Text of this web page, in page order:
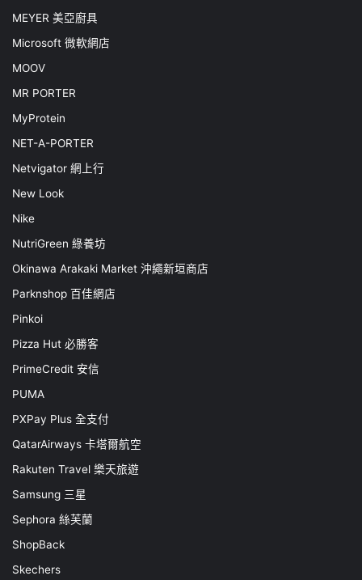
MEYER 美亞廚具
Microsoft 微軟網店
MOOV
MR PORTER
MyProtein
NET-A-PORTER
Netvigator 網上行
New Look
Nike
NutriGreen 綠養坊
Okinawa Arakaki Market 沖繩新垣商店
Parknshop 百佳網店
Pinkoi
Pizza Hut 必勝客
PrimeCredit 安信
PUMA
PXPay Plus 全支付
QatarAirways 卡塔爾航空
Rakuten Travel 樂天旅遊
Samsung 三星
Sephora 絲芙蘭
ShopBack
Skechers